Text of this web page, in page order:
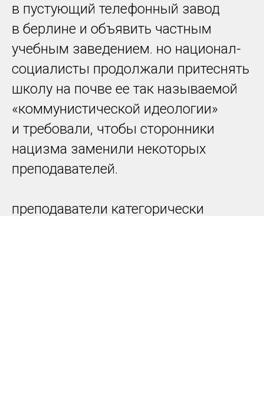
в пустующий телефонный завод
в берлине и объявить частным
учебным заведением. но национал-
социалисты продолжали притеснять
школу на почве ее так называемой
«коммунистической идеологии»
и требовали, чтобы сторонники
нацизма заменили некоторых
преподавателей.
преподаватели категорически